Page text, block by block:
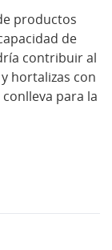
productos
de
contribuir al
hortalizas con
para la